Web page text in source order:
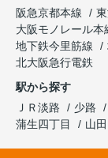
阪急京都本線
大阪モノレール本
地下鉄今里筋線
北大阪急行電鉄
駅から探す
ＪＲ淡路
少路
蒲生四丁目
山田